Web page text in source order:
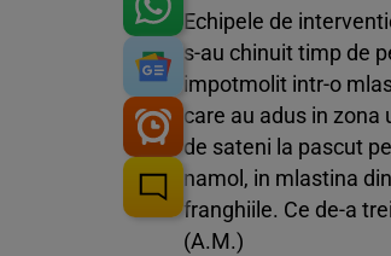
Echipele de
s-au chinuit timp de
impotmolit intr-o
care au adus in zona
de sateni la pascut
namol, in mlastina
franghiile. Ce de-a
(A.M.)